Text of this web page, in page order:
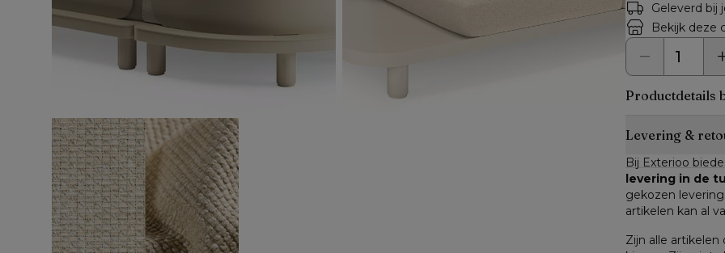
Geleverd bij
Bekijk deze
Productdetails
Levering &
Bij Exterioo
levering in de
gekozen
artikelen kan al
Zijn alle artikelen